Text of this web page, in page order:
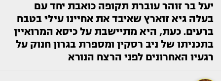
יעל בר זוהר עוברת תקופה כואבת יחד עם
בעלה גיא זוארץ שאיבד את אחיינו עילי בטבח
ברעים. כעת, היא מתיישבת על כיסא המרואיין
בתכניתו של ניב רסקין ומספרת בגרון חנוק על
רגעיו האחרונים לפני הרצח הנורא